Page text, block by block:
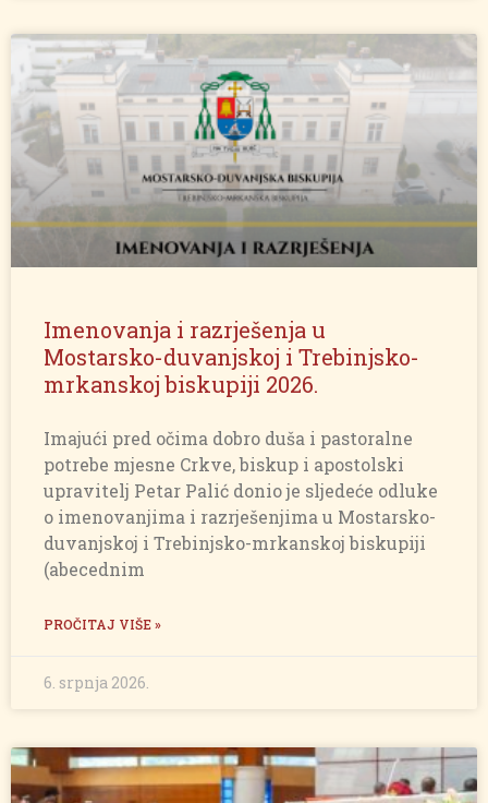
Imenovanja i razrješenja u
Mostarsko-duvanjskoj i Trebinjsko-
mrkanskoj biskupiji 2026.
Imajući pred očima dobro duša i pastoralne
potrebe mjesne Crkve, biskup i apostolski
upravitelj Petar Palić donio je sljedeće odluke
o imenovanjima i razrješenjima u Mostarsko-
duvanjskoj i Trebinjsko-mrkanskoj biskupiji
(abecednim
PROČITAJ VIŠE »
6. srpnja 2026.